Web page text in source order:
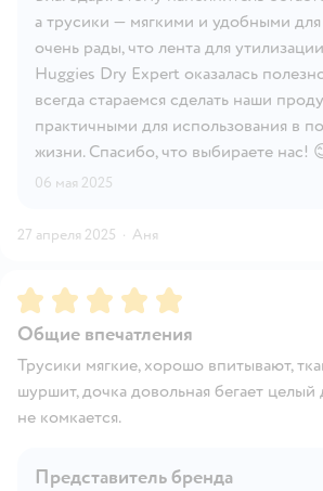
а трусики — мягкими и удобными
очень рады, что лента для
Huggies Dry Expert оказалась
всегда стараемся сделать наши
практичными для использования в
жизни. Спасибо, что выбираете нас!
06 мая 2025
27 апреля 2025 · Аня
Рейтинг:5
Общие впечатления
Трусики мягкие, хорошо впитывают,
шуршит, дочка довольная бегает целый
не комкается.
Представитель бренда